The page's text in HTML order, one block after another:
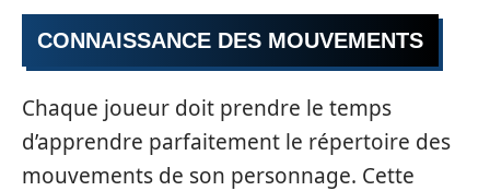
CONNAISSANCE DES MOUVEMENTS
Chaque joueur doit prendre le temps
d’apprendre parfaitement le répertoire des
mouvements de son personnage. Cette